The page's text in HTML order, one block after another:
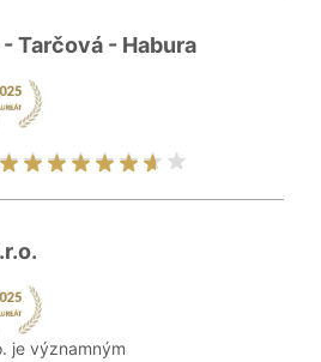
Tarčová - Habura
je významným